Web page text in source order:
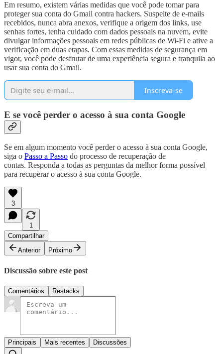
Em resumo, existem várias medidas que você pode tomar para
proteger sua conta do Gmail contra hackers. Suspeite de e-mails
recebidos, nunca abra anexos, verifique a origem dos links, use
senhas fortes, tenha cuidado com dados pessoais na nuvem, evite
divulgar informações pessoais em redes públicas de Wi-Fi e ative a
verificação em duas etapas. Com essas medidas de segurança em
vigor, você pode desfrutar de uma experiência segura e tranquila ao
usar sua conta do Gmail.
Inscreva-se
E se você perder o acesso à sua conta Google
Se em algum momento você perder o acesso à sua conta Google,
siga o Passo a Passo do processo de recuperação de
contas. Responda a todas as perguntas da melhor forma possível
para recuperar o acesso à sua conta Google.
3
1
Compartilhar
Anterior
Próximo
Discussão sobre este post
Comentários Restacks
Principais Mais recentes Discussões